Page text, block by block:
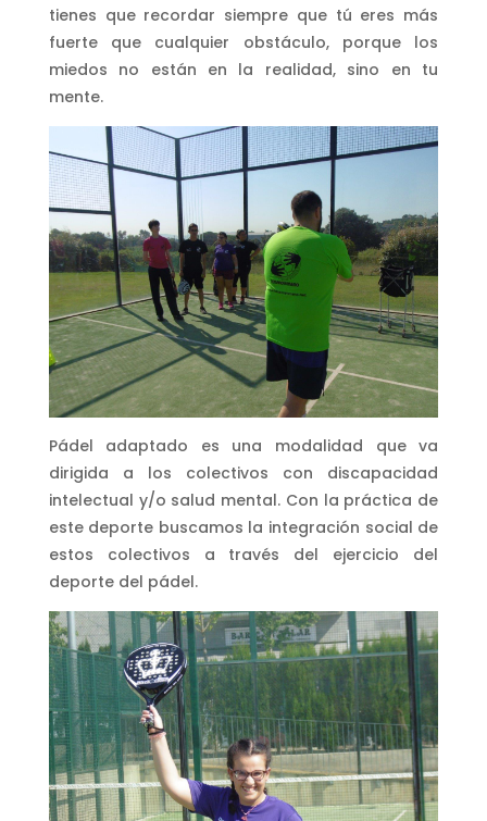
tienes que recordar siempre que tú eres más
fuerte que cualquier obstáculo, porque los
miedos no están en la realidad, sino en tu
mente.
Pádel adaptado es una modalidad que va
dirigida a los colectivos con discapacidad
intelectual y/o salud mental. Con la práctica de
este deporte buscamos la integración social de
estos colectivos a través del ejercicio del
deporte del pádel.